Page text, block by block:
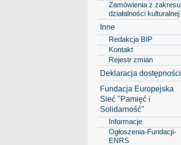
Zamówienia z zakresu
działalności kulturalnej
Inne
Redakcja BIP
Kontakt
Rejestr zmian
Deklaracja dostępności
Fundacja Europejska
Sieć "Pamięć i
Solidarność"
Informacje
Ogłoszenia-Fundacji-
ENRS